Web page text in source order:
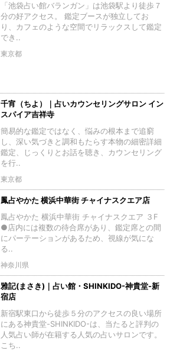
「池袋占い館バランガン」は池袋駅より徒歩７
分の好アクセス。 鑑定ブースが独立してお
り、カフェのような空間でリラックスして鑑定
でき..
東京都
千宵（ちよ）｜占いカウンセリングサロン イン
スパイア吉祥寺
簡易的な鑑定ではなく、悩みの根本まで追窮
し、深い気づきと調和もたらす本物の細密詳細
鑑定、じっくりとお話を聴き、カウンセリング
を行..
東京都
鳳占やかた 横浜中華街 チャイナスクエア店
鳳占やかた 横浜中華街 チャイナスクエア ３F
●店内には複数の待合席があり、鑑定席との間
にパーテーションがあるため、視線が気にな
る..
神奈川県
雅記(まさき)｜占い館・SHINKIDO-神貴堂-新
宿店
新宿駅東口から徒歩５分のアクセスの良い場所
にある神貴堂-SHINKIDO-は、当たると評判の
人気占い師が在籍する人気の占いサロンです。
こち..